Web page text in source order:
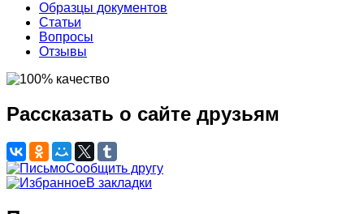
Образцы документов
Статьи
Вопросы
Отзывы
Рассказать о сайте друзьям
Сообщить другу
В закладки